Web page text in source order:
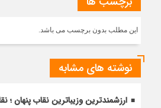
این مطلب بدون برچسب می باشد.
نوشته های مشابه
ارزشمندترین وزیباترین نقاب